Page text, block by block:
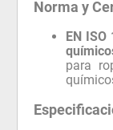
Norma y
EN ISO
para